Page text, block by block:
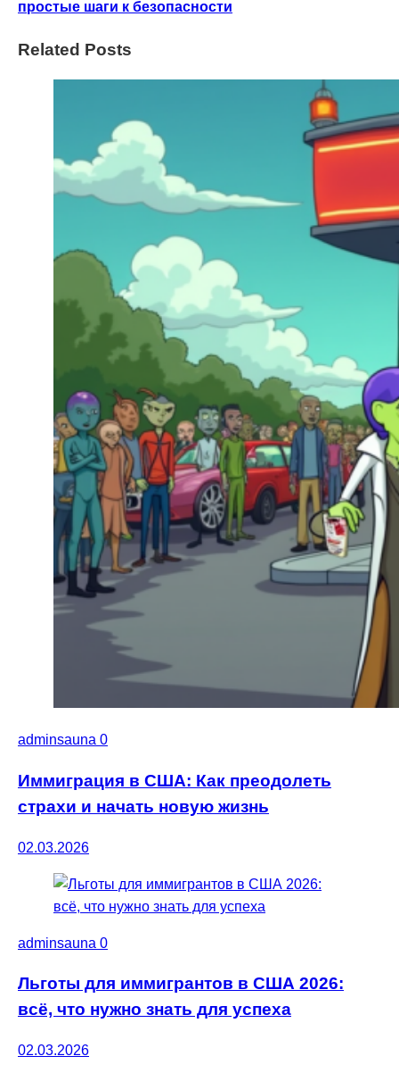
простые шаги к безопасности
Related Posts
adminsauna 0
Иммиграция в США: Как преодолеть
страхи и начать новую жизнь
02.03.2026
adminsauna 0
Льготы для иммигрантов в США 2026:
всё, что нужно знать для успеха
02.03.2026